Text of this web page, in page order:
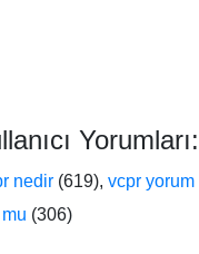
Yorumları:
nedir (619),vcpr yorum
(306)